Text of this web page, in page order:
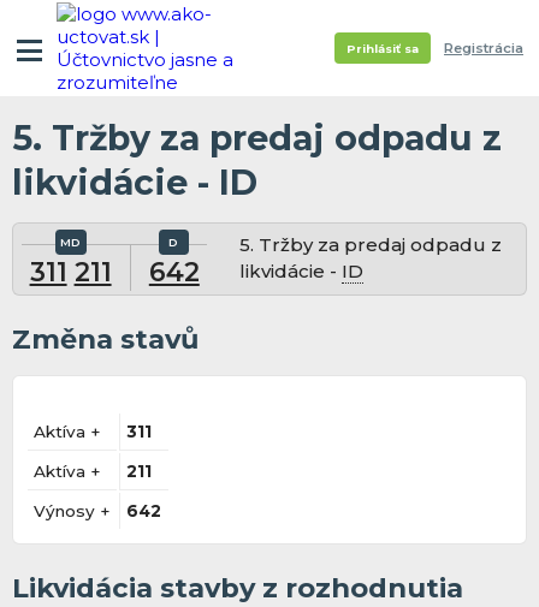
Prihlásiť sa Registrácia
5. Tržby za predaj odpadu z
likvidácie - ID
311 211 642
5. Tržby za predaj odpadu z
likvidácie - ID
Změna stavů
Aktíva + 311
Aktíva + 211
Výnosy + 642
Likvidácia stavby z rozhodnutia